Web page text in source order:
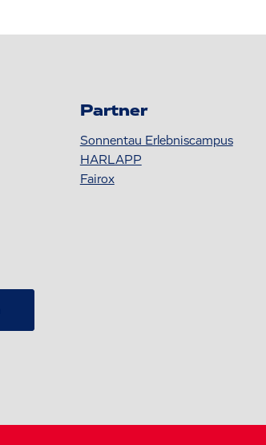
Partner
Sonnentau Erlebniscampus
HARLAPP
Fairox